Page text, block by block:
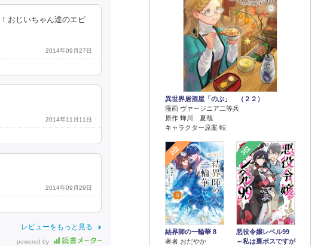
おじいちゃん達のエピ
2014年09月27日
2014年11月11日
2014年09月29日
レビューをもっと見る
powered by
異世界居酒屋「のぶ」 （２２）
漫画 ヴァージニア二等兵
原作 蝉川 夏哉
キャラクター原案 転
2位
結界師の一輪華 8
著者 おだやか
3位
悪役令嬢レベル99
～私は裏ボスですが